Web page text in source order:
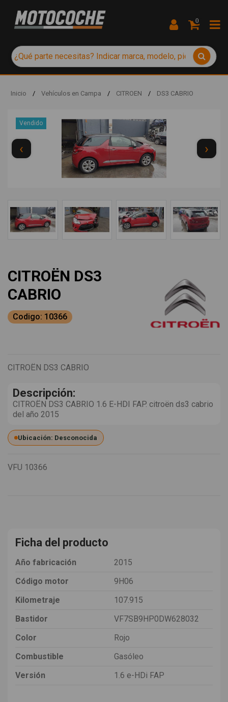
0
Inicio / Vehículos en Campa / CITROEN / DS3 CABRIO
Vendido
‹ ›
CITROËN DS3
CABRIO
Codigo: 10366
CITROËN DS3 CABRIO
Descripción:
CITROËN DS3 CABRIO 1.6 E-HDI FAP. citroën ds3 cabrio
del año 2015
Ubicación: Desconocida
VFU 10366
Ficha del producto
Año fabricación
2015
Código motor
9H06
Kilometraje
107.915
Bastidor
VF7SB9HP0DW628032
Color
Rojo
Combustible
Gasóleo
Versión
1.6 e-HDi FAP